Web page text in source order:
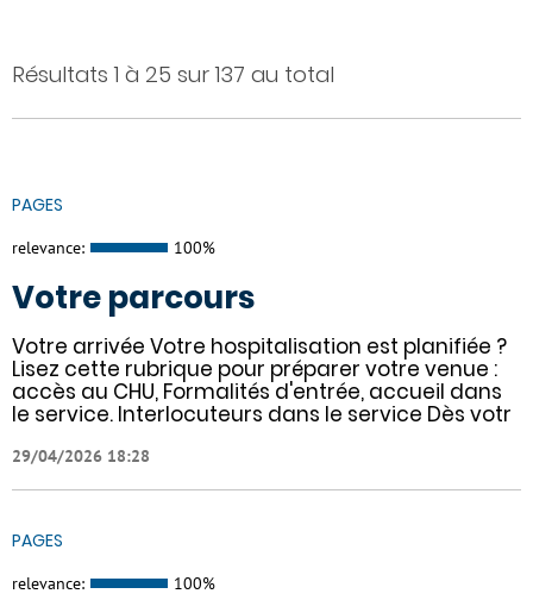
Résultats 1 à 25 sur 137 au total
PAGES
relevance: 100%
Votre parcours
Votre arrivée Votre hospitalisation est planifiée ?
Lisez cette rubrique pour préparer votre venue :
accès au CHU, Formalités d'entrée, accueil dans
le service. Interlocuteurs dans le service Dès votr
29/04/2026 18:28
PAGES
relevance: 100%